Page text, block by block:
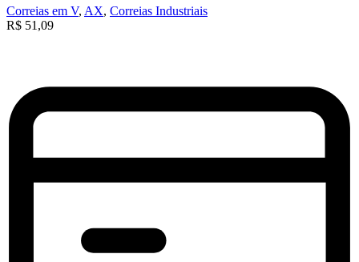
Correias em V, AX, Correias Industriais
R$ 51,09